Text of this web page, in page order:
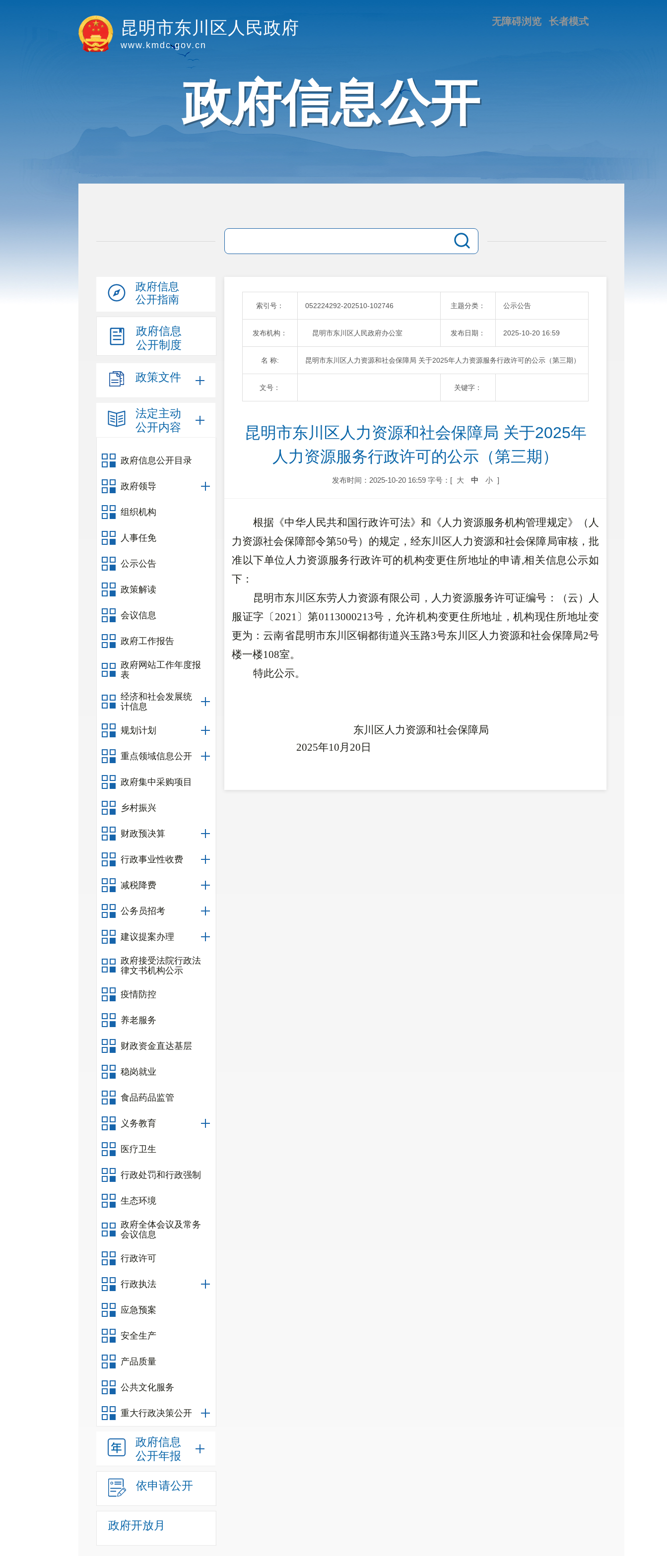
长者模式
无障碍浏览
昆明市东川区人民政府
www.kmdc.gov.cn
政府信息公开
政府信息
公开指南
政府信息
公开制度
政策文件
法定主动
公开内容
政府信息公开目录
政府领导
组织机构
人事任免
公示公告
政策解读
会议信息
政府工作报告
政府网站工作年度报
表
经济和社会发展统
计信息
规划计划
重点领域信息公开
政府集中采购项目
乡村振兴
财政预决算
行政事业性收费
减税降费
公务员招考
建议提案办理
政府接受法院行政法
律文书机构公示
疫情防控
养老服务
财政资金直达基层
稳岗就业
食品药品监管
义务教育
医疗卫生
行政处罚和行政强制
生态环境
政府全体会议及常务
会议信息
行政许可
行政执法
应急预案
安全生产
产品质量
公共文化服务
重大行政决策公开
政府信息
公开年报
依申请公开
政府开放月
索引号： 052224292-202510-102746 主题分类： 公示公告
发布机构： 昆明市东川区人民政府办公室 发布日期： 2025-10-20 16:59
名 称: 昆明市东川区人力资源和社会保障局 关于2025年人力资源服务行政许可的公示（第三期）
文号： 关键字：
昆明市东川区人力资源和社会保障局 关于2025年
人力资源服务行政许可的公示（第三期）
发布时间：2025-10-20 16:59 字号：[ 大 中 小 ]
根据《中华人民共和国行政许可法》和《人力资源服务机构管理规定》
（人
力资源社会保障部令第50号） 的规定，经东川区人力资源和社会保障局审核，批
准 以下单位人力资源服务行政许可的机构变更住所地址的申请,相关信息公示如
下：
昆明市东川区东劳人力资源有限公司 ，人力资源服务许可证编号：（云）人
服证字〔 2021〕第0113000213号，允许机构变更住所地址，机构现住所地址变
更为： 云南省昆明市东川区铜都街道兴玉路3号东川区人力资源和社会保障局2号
楼一楼108室。
特此公示。
东川区人力资源和社会保障局
2025年10月 20 日